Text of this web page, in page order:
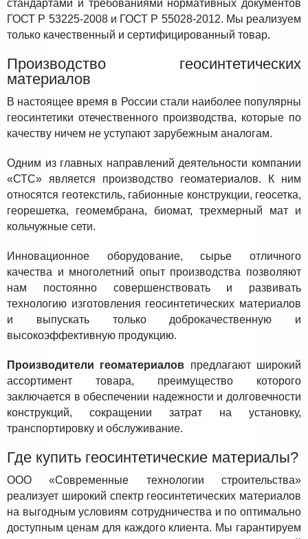
стандартами и требованиями нормативных документов
ГОСТ Р 53225-2008 и ГОСТ Р 55028-2012. Мы реализуем
только качественный и сертифицированный товар.
Производство геосинтетических
материалов
В настоящее время в России стали наиболее популярны
геосинтетики отечественного производства, которые по
качеству ничем не уступают зарубежным аналогам.
Одним из главных направлений деятельности компании
«СТС» является производство геоматериалов. К ним
относятся геотекстиль, габионные конструкции, геосетка,
георешетка, геомембрана, биомат, трехмерный мат и
кольчужные сети.
Инновационное оборудование, сырье отличного
качества и многолетний опыт производства позволяют
нам постоянно совершенствовать и развивать
технологию изготовления геосинтетических материалов
и выпускать только доброкачественную и
высокоэффективную продукцию.
Производители геоматериалов предлагают широкий
ассортимент товара, преимущество которого
заключается в обеспечении надежности и долговечности
конструкций, сокращении затрат на установку,
транспортировку и обслуживание.
Где купить геосинтетические материалы?
ООО «Современные технологии строительства»
реализует широкий спектр геосинтетических материалов
на выгодным условиям сотрудничества и по оптимально
доступным ценам для каждого клиента. Мы гарантируем